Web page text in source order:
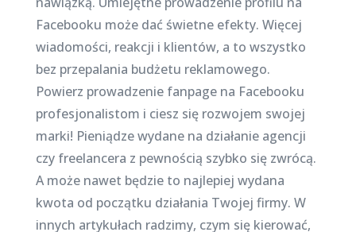
Facebooku może dać świetne efekty. Więcej
wiadomości, reakcji i klientów, a to wszystko
bez przepalania budżetu reklamowego.
Powierz prowadzenie fanpage na Facebooku
profesjonalistom i ciesz się rozwojem swojej
marki! Pieniądze wydane na działanie agencji
czy freelancera z pewnością szybko się zwrócą.
A może nawet będzie to najlepiej wydana
kwota od początku działania Twojej firmy. W
innych artykułach radzimy, czym się kierować,